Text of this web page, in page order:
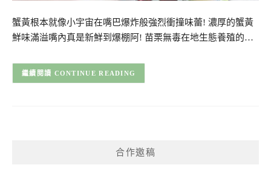
蟹黃根本就像小宇宙在嘴巴爆炸般強烈衝撞味蕾! 濃厚的蟹黃
鮮味滿溢嘴內真是新鮮到爆棚阿! 苗栗無毒在地生態養殖的…
CONTINUE READING
合作邀稿